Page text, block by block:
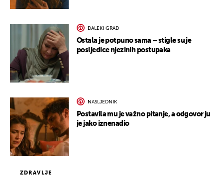
ZDRAVLJE
DALEKI GRAD
Ostala je potpuno sama – stigle su je
posljedice njezinih postupaka
NASLJEDNIK
Postavila mu je važno pitanje, a odgovor ju
je jako iznenadio